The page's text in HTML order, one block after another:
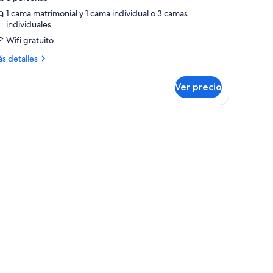
1 cama matrimonial y 1 cama individual o 3 camas
individuales
Wifi gratuito
detalles
Ver precio